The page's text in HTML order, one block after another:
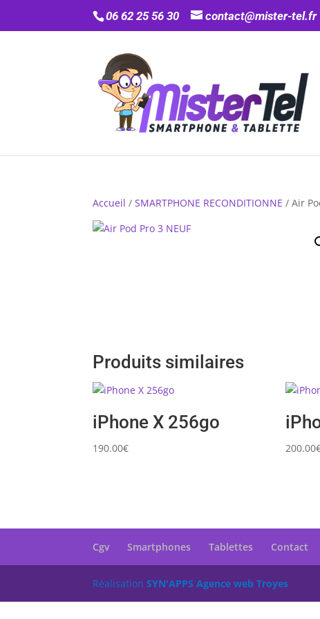
06 62 25 56 30 contact@mister-tel.fr
Accueil /SMARTPHONE RECONDITIONNE / Air
Produits similaires
iPhone X 256go
190.00€ 200.00
Cgv Smartphones Tablettes Contact
RéalisationSYN'APPS Agence web Troyes